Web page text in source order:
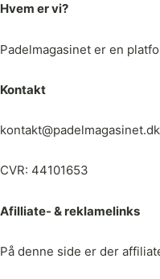
Hvem er vi?
Padelmagasinet er en
Kontakt
kontakt@padelmagasinet.dk
CVR: 44101653
Afilliate- & reklamelinks
På denne side er der